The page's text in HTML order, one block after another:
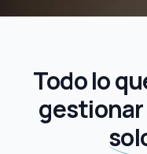
Todo lo